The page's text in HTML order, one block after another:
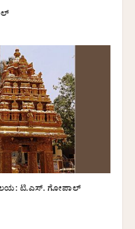
ಟಿ.ಎಸ್. ಗೋಪಾಲ್